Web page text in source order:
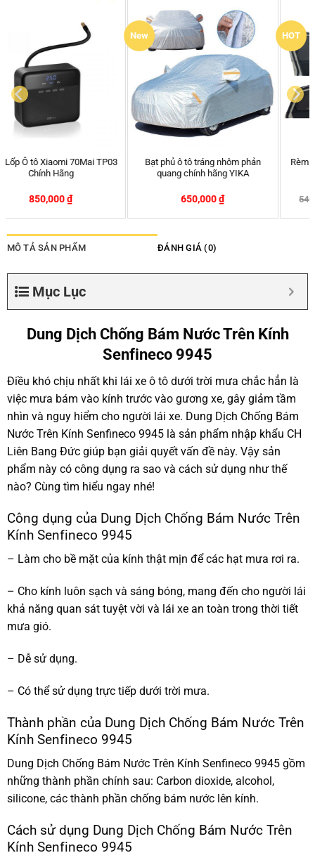
Bạt phủ ô tô tráng nhôm phản
quang chính hãng YIKA
650,000
HOT
Rèm Nam Châm Ô tô Ford Fiesta
– Chính hãng APA
540,000₫ 399,000
MÔ TẢ SẢN PHẨM ĐÁNH GIÁ (0)
Mục Lục
Dung Dịch Chống Bám Nước Trên Kính
Senfineco 9945
Điều khó chịu nhất khi lái xe ô tô dưới trời mưa chắc hẳn là
việc mưa bám vào kính trước vào gương xe, gây giảm tầm
nhìn và nguy hiểm cho người lái xe. Dung Dịch Chống Bám
Nước Trên Kính Senfineco 9945 là sản phẩm nhập khẩu CH
Liên Bang Đức giúp bạn giải quyết vấn đề này. Vậy sản
phẩm này có công dụng ra sao và cách sử dụng như thế
nào? Cùng tìm hiểu ngay nhé!
Công dụng của Dung Dịch Chống Bám Nước Trên
Kính Senfineco 9945
– Làm cho bề mặt của kính thật mịn để các hạt mưa rơi ra.
– Cho kính luôn sạch và sáng bóng, mang đến cho người lái
khả năng quan sát tuyệt vời và lái xe an toàn trong thời tiết
mưa gió.
– Dễ sử dụng.
– Có thể sử dụng trực tiếp dưới trời mưa.
Thành phần của Dung Dịch Chống Bám Nước Trên
Kính Senfineco 9945
Dung Dịch Chống Bám Nước Trên Kính Senfineco 9945 gồm
những thành phần chính sau: Carbon dioxide, alcohol,
silicone, các thành phần chống bám nước lên kính.
Cách sử dụng Dung Dịch Chống Bám Nước Trên
Kính Senfineco 9945